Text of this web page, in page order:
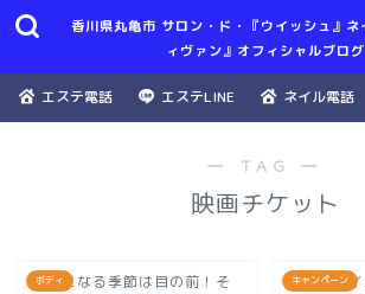
香川県丸亀市 サロン・ド・『ウイッシュ』ネ
ィヴァン』オフィシャルブログ
エステ電話 エステLINE ネイル電話
― TAG ―
映画チケット
ボディ
薄着になる季節は目の前！そ
キャンペーン
バレンタ